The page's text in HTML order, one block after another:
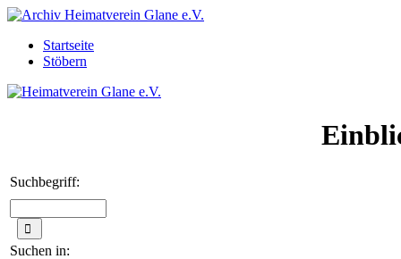
Startseite
Stöbern
Suchbegriff:
Suchen in: